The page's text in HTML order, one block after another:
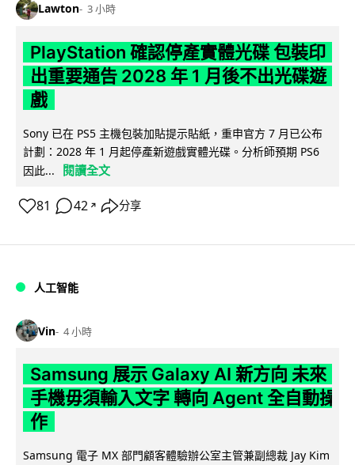
Lawton 3 小時
PlayStation 確認停產實體光碟 包裝印
出重要通告 2028 年 1 月後不出光碟遊
戲
Sony 已在 PS5 主機包裝加貼提示貼紙，重申官方 7 月已公布
計劃：2028 年 1 月起停產新遊戲實體光碟。分析師預期 PS6
因此...
閱讀全文
81 42 ↗ 分享
人工智能
Vin 4 小時
Samsung 展示 Galaxy AI 新方向 未來
手機毋須輸入文字 轉向 Agent 全自動操
作
Samsung 電子 MX 部門顧客體驗辦公室主管兼副總裁 Jay Kim